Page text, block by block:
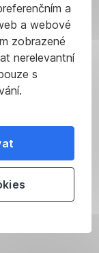
a
a webové
zobrazené
nerelevantní
s